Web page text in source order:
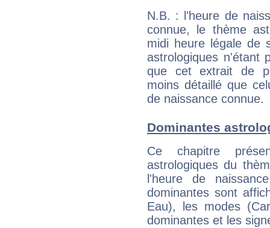
N.B. : l'heure de
connue, le thème
midi heure légale de
astrologiques n'étant
que cet extrait de
moins détaillé que
de naissance connue.
Dominantes
Ce chapitre
astrologiques du
l'heure de
dominantes sont
Eau), les modes
dominantes et les